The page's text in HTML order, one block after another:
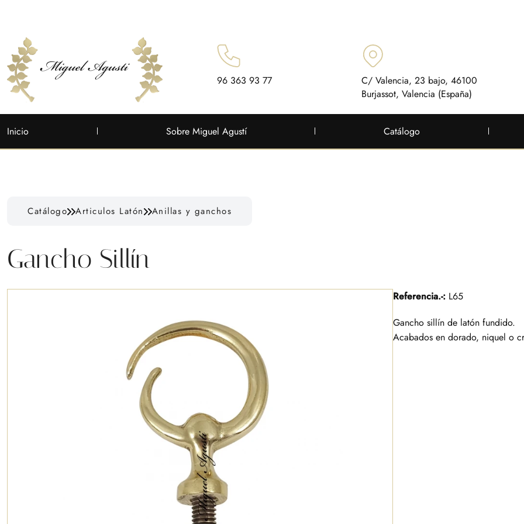
96 363 93 77
C/ Valencia, 23 bajo, 46100
Burjassot, Valencia (España)
Inicio Sobre Miguel Agustí Catálogo
Catálogo Articulos Latón Anillas y ganchos
Gancho Sillín
Referencia.-: L65
Gancho sillín de latón fundido.
Acabados en dorado, niquel o